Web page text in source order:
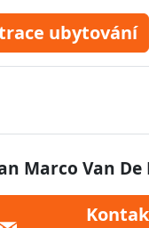
ubytování
Marco Van De